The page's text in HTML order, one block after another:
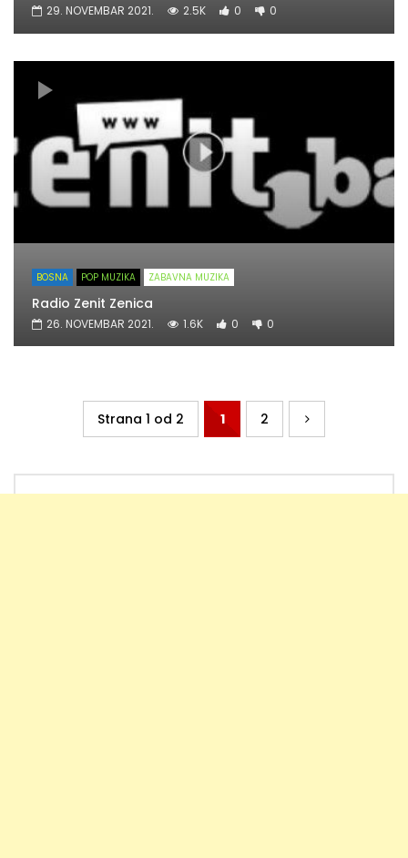
29. NOVEMBAR 2021. 2.5K 0 0
BOSNA POP MUZIKA ZABAVNA MUZIKA
Radio Zenit Zenica
26. NOVEMBAR 2021. 1.6K 0 0
Strana 1 od 2 1 2